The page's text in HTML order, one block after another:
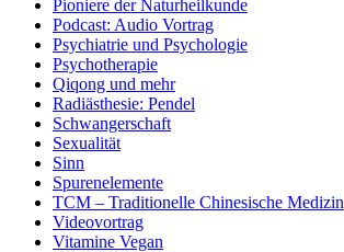
Pioniere der Naturheilkunde
Podcast: Audio Vortrag
Psychiatrie und Psychologie
Psychotherapie
Qiqong und mehr
Radiästhesie: Pendel
Schwangerschaft
Sexualität
Sinn
Spurenelemente
TCM – Traditionelle Chinesische Medizin
Videovortrag
Vitamine Vegan